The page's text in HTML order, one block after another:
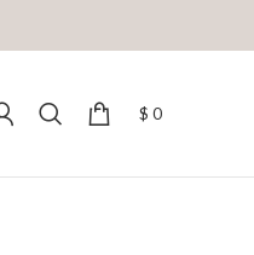
$ 0